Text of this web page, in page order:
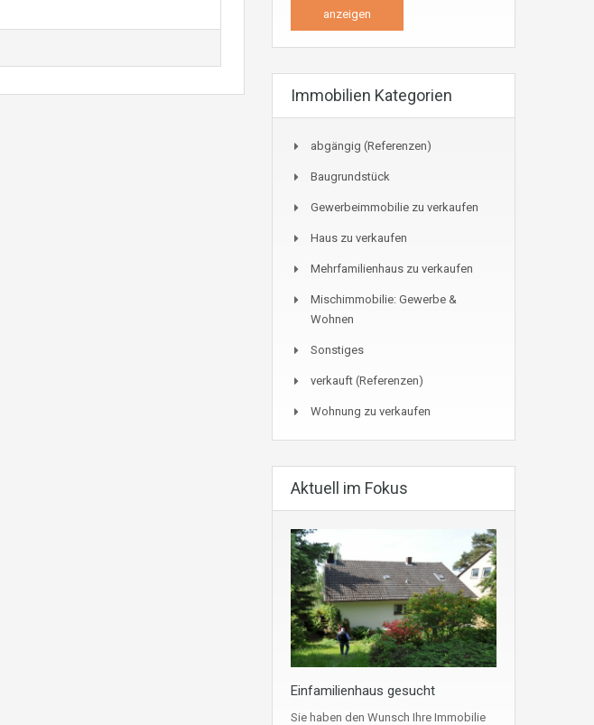
Immobilien Kategorien
abgängig (Referenzen)
Baugrundstück
Gewerbeimmobilie zu verkaufen
Haus zu verkaufen
Mehrfamilienhaus zu verkaufen
Mischimmobilie: Gewerbe &
Wohnen
Sonstiges
verkauft (Referenzen)
Wohnung zu verkaufen
Aktuell im Fokus
Einfamilienhaus gesucht
Sie haben den Wunsch Ihre Immobilie